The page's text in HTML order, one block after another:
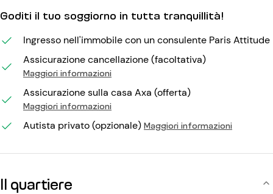
Goditi il tuo soggiorno in tutta tranquillità!
Ingresso nell'immobile con un consulente Paris Attitude
Assicurazione cancellazione (facoltativa)
Maggiori informazioni
Assicurazione sulla casa Axa (offerta)
Maggiori informazioni
Autista privato (opzionale) Maggiori informazioni
Il quartiere